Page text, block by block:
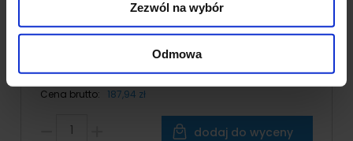
otrzymanymi od Ciebie lub uzyskanymi podczas
korzystania z ich usług.
Zezwól na wybór
Odmowa
*Pole wymagane
152,80 zł
Cena brutto: 187,94 zł
dodaj do wyceny